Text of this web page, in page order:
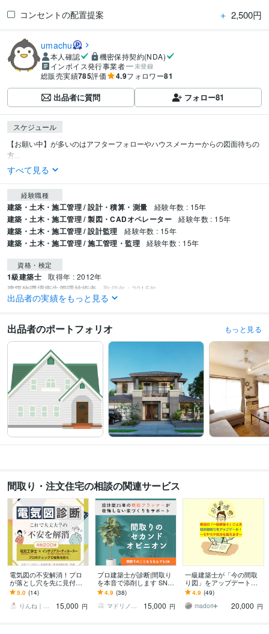
コンセントの配置提案 ＋ 2,500円
umachu
本人確認
機密保持契約(NDA)
インボイス発行事業者
未登録
総販売実績785評価 4.9フォロワー81
出品者に質問 フォロー81
スケジュール
【お願い中】が多いのはアフターフォローやハウスメーカーからの図面待ちの
方...
すべて見る
経験職種
建築・土木・施工管理 / 設計・積算・測量 経験年数 : 15年
建築・土木・施工管理 / 製図・CADオペレーター 経験年数 : 15年
建築・土木・施工管理 / 設計監理 経験年数 : 15年
建築・土木・施工管理 / 施工管理・監理 経験年数 : 15年
資格・検定
1級建築士 取得年 : 2012年
建築物環境衛生管理技術者 取得年 : 2015年
宅地建物取引士（旧 宅地建物取引主任者）
CAD利用技術者1級 取得年 : 2009年
住まい・美容・生活相談
住宅
住まい・美容・生活相談 ＵＡ値の算出 照明・コンセントの添削 コンセ
ントの配置提案
出品者の実績をもっと見る
出品者のポートフォリオ もっと見る
間取り・注文住宅の相談の関連サービス
電気図の不安解消！プロ
が落とし穴を先に見付け
ます コンセントとスイッ
チ、後悔しない最終チェ
ックで完成後も安心
5.0 (14)
りんね｜ＩＣ×電気工事士
15,000 円
プロ建築士が診断|間取り
を本音で添削します SNS
の間取りに惑わされな
い、あなたの暮らしに合
う間取り
4.9 (38)
マドリノミカタ｜建築士の家づくり相談室
15,000 円
一級建築士が「今の間取
り図」をアップデート致
します ▶︎住宅設計30年の
キャリアを活かした「間
取り図」提案です。
4.9 (49)
madori➕
20,000 円